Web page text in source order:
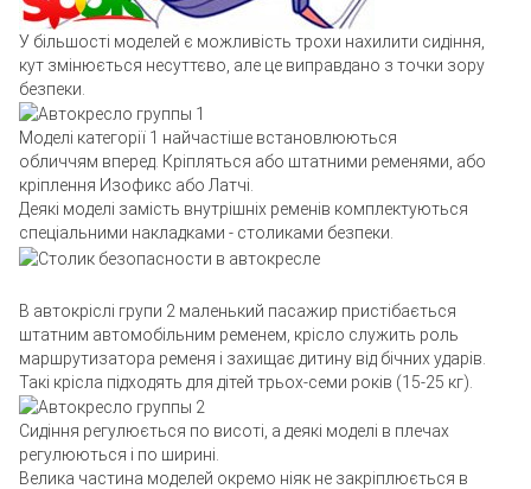
У більшості моделей є можливість трохи нахилити сидіння,
кут змінюється несуттєво, але це виправдано з точки зору
безпеки.
Моделі категорії 1 найчастіше встановлюються
обличчям вперед. Кріпляться або штатними ременями, або
кріплення Изофикс або Латчі.
Деякі моделі замість внутрішніх ременів комплектуються
спеціальними накладками - столиками безпеки.
В автокріслі групи 2 маленький пасажир пристібається
штатним автомобільним ременем, крісло служить роль
маршрутизатора ременя і захищає дитину від бічних ударів.
Такі крісла підходять для дітей трьох-семи років (15-25 кг).
Сидіння регулюється по висоті, а деякі моделі в плечах
регулюються і по ширині.
Велика частина моделей окремо ніяк не закріплюється в